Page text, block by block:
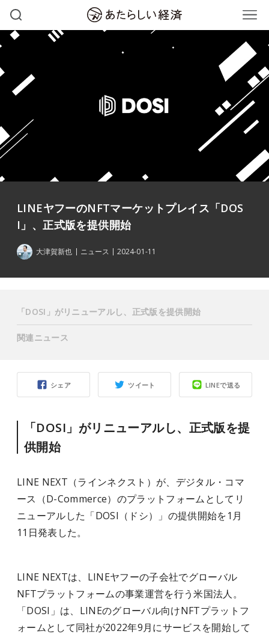
LINEヤフーのNFTマーケットプレイス「DOS
I」、正式版を提供開始
大津賀新也 ニュース 2024-01-11
シェア ツイート LINEで送る
「DOSI」がリニューアルし、正式版を提
供開始
LINE NEXT（ラインネクスト）が、デジタル・コマ
ース（D-Commerce）のプラットフォームとしてリ
ニューアルした「DOSI（ドシ）」の提供開始を1月
11日発表した。
LINE NEXTは、LINEヤフーの子会社でグローバル
NFTプラットフォームの事業運営を行う米国法人。
「DOSI」は、LINEのグローバル向けNFTプラットフ
ォームとして同社が2022年9月にサービスを開始して
「DOSI」がリニューアルし、正式版を提供開始
関連ニュース